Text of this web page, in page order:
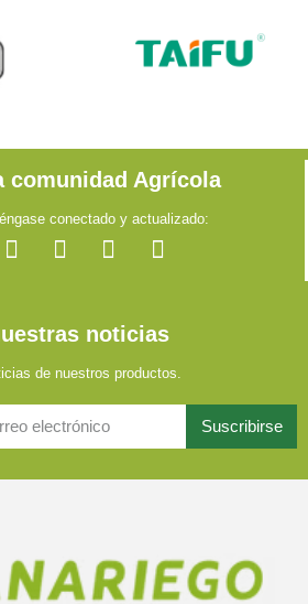
comunidad Agrícola
conectado y actualizado:
noticias
de nuestros productos.
Suscribirse